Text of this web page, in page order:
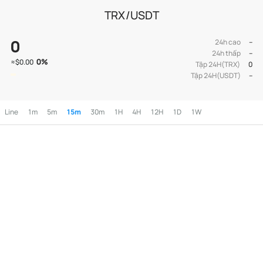
TRX/USDT
0
≈$0.00 0%
24h cao
--
24h thấp
--
Tập 24H(TRX)
0
Tập 24H(USDT)
--
Line 1m 5m 15m 30m 1H 4H 12H 1D 1W